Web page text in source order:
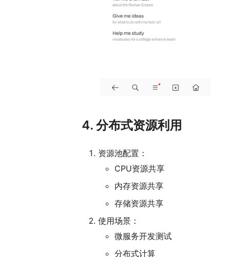
4. 分布式资源利用
资源池配置：
CPU资源共享
内存资源共享
存储资源共享
使用场景：
微服务开发测试
分布式计算